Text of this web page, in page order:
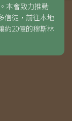
本會致力推動
信徒，前往本地
約20億的穆斯林